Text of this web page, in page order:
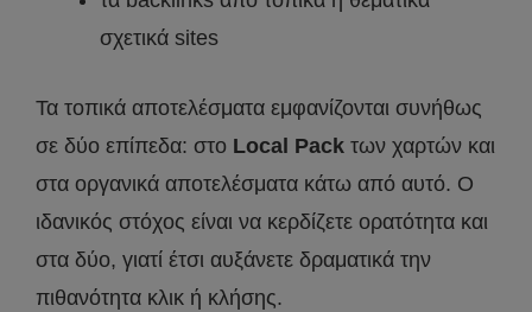
σχετικά sites
Τα τοπικά αποτελέσματα εμφανίζονται συνήθως
σε δύο επίπεδα: στο Local Pack των χαρτών και
στα οργανικά αποτελέσματα κάτω από αυτό. Ο
ιδανικός στόχος είναι να κερδίζετε ορατότητα και
στα δύο, γιατί έτσι αυξάνετε δραματικά την
πιθανότητα κλικ ή κλήσης.